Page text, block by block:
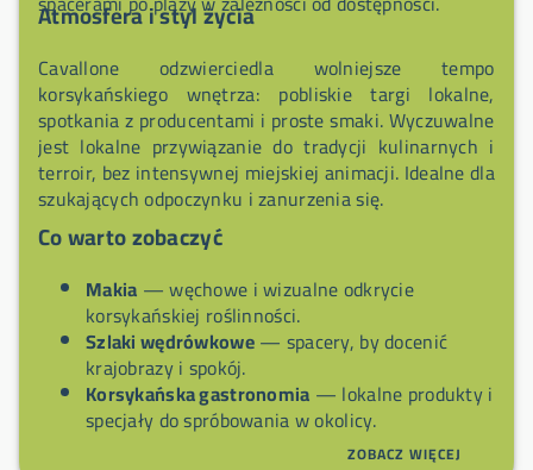
Atmosfera i styl życia
Cavallone odzwierciedla wolniejsze tempo
korsykańskiego wnętrza: pobliskie targi lokalne,
spotkania z producentami i proste smaki. Wyczuwalne
jest lokalne przywiązanie do tradycji kulinarnych i
terroir, bez intensywnej miejskiej animacji. Idealne dla
szukających odpoczynku i zanurzenia się.
Co warto zobaczyć
Makia — węchowe i wizualne odkrycie
korsykańskiej roślinności.
Szlaki wędrówkowe— spacery, by docenić
krajobrazy i spokój.
Korsykańska gastronomia — lokalne produkty i
specjały do spróbowania w okolicy.
— jeśli osada daje
ZOBACZ WIĘCEJ